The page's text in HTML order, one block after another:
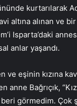
kurtarılarak
altına alınan ve
Isparta’daki
anlar yaşandı.
ve eşinin kızına
anne Bağrıçık,
görmedim. Çok